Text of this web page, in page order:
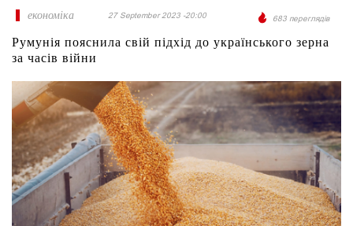
економіка 27 September 2023 -20:00 683 переглядів
Румунія пояснила свій підхід до українського зерна
за часів війни